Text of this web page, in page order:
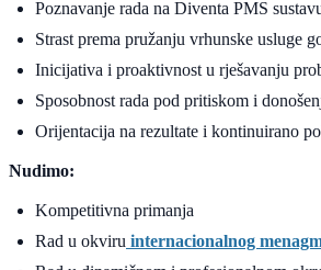
Poznavanje rada na Diventa PMS
Strast prema pružanju vrhunske usluge
Inicijativa i proaktivnost u rješavanju
Sposobnost rada pod pritiskom i
Orijentacija na rezultate i kontinuirano
Nudimo:
Kompetitivna primanja
Rad u okviru internacionalnog